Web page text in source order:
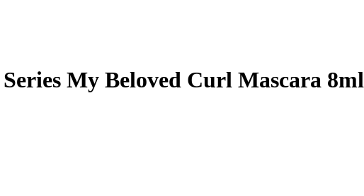
My Beloved Curl Mascara 8ml